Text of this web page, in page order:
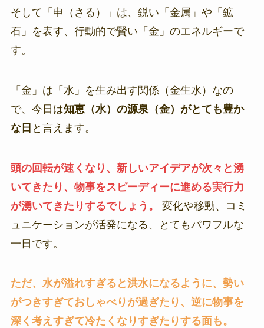
そして「申（さる）」は、鋭い「金属」や「鉱
石」を表す、行動的で賢い「金」のエネルギーで
す。
「金」は「水」を生み出す関係（金生水）なの
で、今日は知恵（水）の源泉（金）がとても豊か
な日 と言えます。
頭の回転が速くなり、新しいアイデアが次々と湧
いてきたり、物事をスピーディーに進める実行力
が湧いてきたりするでしょう。
変化や移動、コミ
ュニケーションが活発になる、とてもパワフルな
一日です。
ただ、水が溢れすぎると洪水になるように、勢い
がつきすぎておしゃべりが過ぎたり、逆に物事を
深く考えすぎて冷たくなりすぎたりする面も。